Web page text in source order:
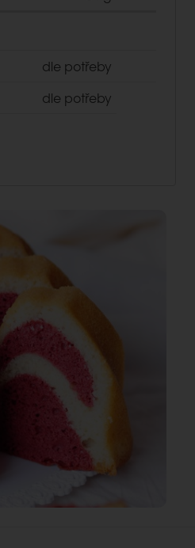
dle potřeby
dle potřeby